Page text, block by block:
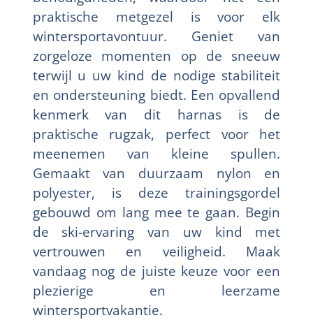
praktische metgezel is voor elk
wintersportavontuur. Geniet van
zorgeloze momenten op de sneeuw
terwijl u uw kind de nodige stabiliteit
en ondersteuning biedt. Een opvallend
kenmerk van dit harnas is de
praktische rugzak, perfect voor het
meenemen van kleine spullen.
Gemaakt van duurzaam nylon en
polyester, is deze trainingsgordel
gebouwd om lang mee te gaan. Begin
de ski-ervaring van uw kind met
vertrouwen en veiligheid. Maak
vandaag nog de juiste keuze voor een
plezierige en leerzame
wintersportvakantie.